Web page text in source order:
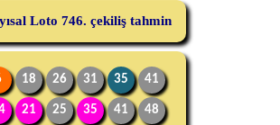
Loto 746. çekiliş tahmin
18 26 31 35 41
21 25 35 41 48